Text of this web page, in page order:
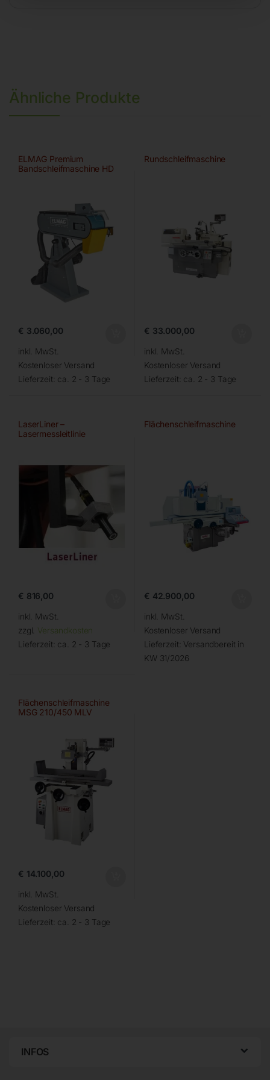
Ähnliche Produkte
ELMAG Premium
Bandschleifmaschine HD
€ 3.060,00
inkl. MwSt.
Kostenloser Versand
Lieferzeit: ca. 2 - 3 Tage
Rundschleifmaschine
€ 33.000,00
inkl. MwSt.
Kostenloser Versand
Lieferzeit: ca. 2 - 3 Tage
LaserLiner –
Lasermessleitlinie
€ 816,00
inkl. MwSt.
zzgl. Versandkosten
Lieferzeit: ca. 2 - 3 Tage
Flächenschleifmaschine
€ 42.900,00
inkl. MwSt.
Kostenloser Versand
Lieferzeit: Versandbereit in
KW 31/2026
Flächenschleifmaschine
MSG 210/450 MLV
€ 14.100,00
inkl. MwSt.
Kostenloser Versand
Lieferzeit: ca. 2 - 3 Tage
INFOS